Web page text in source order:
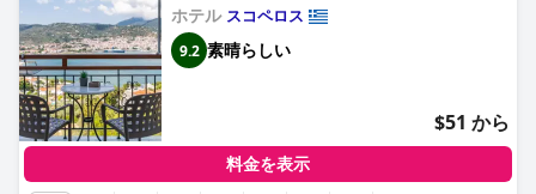
ホテル スコペロス
9.2 素晴らしい
$51 から
料金を表示